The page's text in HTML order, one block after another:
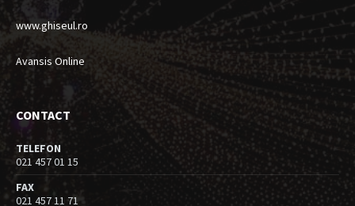
www.ghiseul.ro
Avansis Online
CONTACT
TELEFON
021 457 01 15
FAX
021 457 11 71